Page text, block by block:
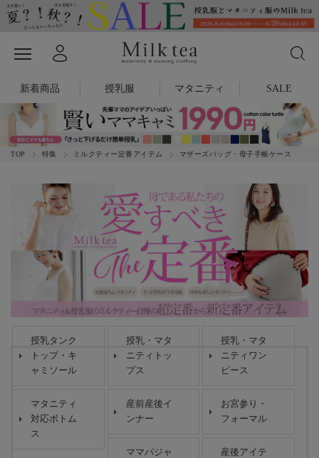
新着商品 授乳服 マタニティ SALE
TOP 特集 ミルクティー定番アイテム マザーズバッグ・母子手帳ケース
授乳タンク
トップ・キ
ャミソール
授乳・マタ
ニティトッ
プス
授乳・マタ
ニティワン
ピース
マタニティ
対応ボトム
ス
産前産後イ
ンナー
お宮参り・
フォーマル
ママパジャ
産後アイテ